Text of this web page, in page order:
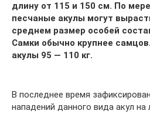
длину от 115 и 150 см. По
песчаные акулы могут
среднем размер особей
Самки обычно крупнее
акулы 95 — 110 кг.
В последнее время
нападений данного вида акул на